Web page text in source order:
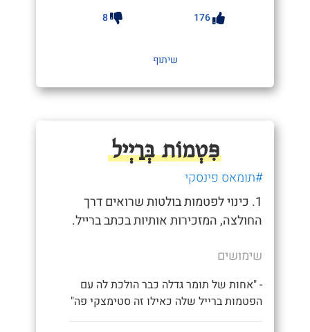
176
8
שיתוף
פִּטְמוֹת בְּרַיְיל
#תומאס פינסקי
1. כינוי לפטמות בולטות שרואים דרך
החולצה, המזכירות אותיות בכתב ברייל.
שימושים
- "אחות של תומר גדלה כבר הולכת לה עם
הפטמות ברייל שלה כאילו זה סטימצקי פה"